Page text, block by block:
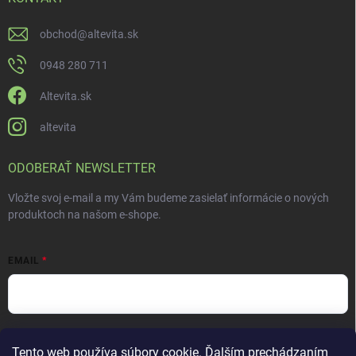
Tento web používa súbory cookie. Ďalším prechádzaním
obchod@altevita.sk
0948 280 711
Altevita.sk
altevita
ODOBERAŤ NEWSLETTER
Vložte svoj e-mail a my Vám budeme zasielať informácie o nových
produktoch na našom e-shope.
EMAIL